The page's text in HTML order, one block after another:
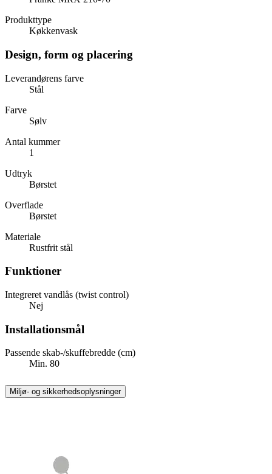
Produkttype
Køkkenvask
Design, form og placering
Leverandørens farve
Stål
Farve
Sølv
Antal kummer
1
Udtryk
Børstet
Overflade
Børstet
Materiale
Rustfrit stål
Funktioner
Integreret vandlås (twist control)
Nej
Installationsmål
Passende skab-/skuffebredde (cm)
Min. 80
Miljø- og sikkerhedsoplysninger